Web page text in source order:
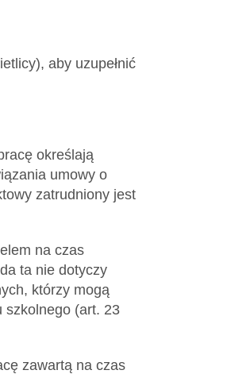
aby uzupełnić
określają
umowy o
zatrudniony jest
na czas
ta nie dotyczy
którzy mogą
szkolnego (art. 23
zawartą na czas